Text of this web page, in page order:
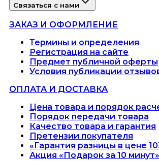
Связаться с нами
ЗАКАЗ И ОФОРМЛЕНИЕ
Термины и определения
Регистрация на сайте
Предмет публичной оферты
Условия публикации
ОПЛАТА И ДОСТАВКА
Цена товара и порядок
Порядок передачи товара
Качество товара и гарантия
Претензии покупателя
«Гарантия разницы в цене
Акция «Подарок за 10 минут»